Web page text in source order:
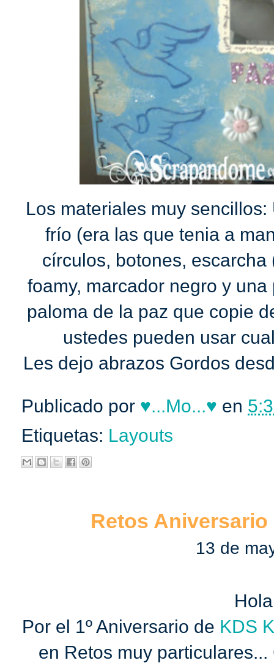
Los materiales muy
frío (era las que tenia a
círculos, botones,
foamy, marcador negro y
paloma de la paz que copie
ustedes pueden usar
Les dejo abrazos Gordos
Publicado por ♥...Mo...♥ en
Etiquetas: Layouts
Retos Aniversario
13 de
Por el 1º Aniversario de KDS
en Retos muy